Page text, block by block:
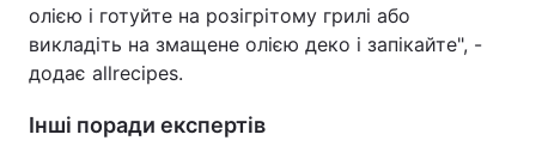
олією і готуйте на розігрітому грилі або
викладіть на змащене олією деко і запікайте", -
додає allrecipes.
Інші поради експертів